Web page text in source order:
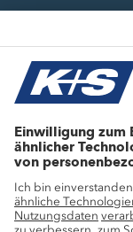
Aktuelle Themen
Innovation
Nachhaltigkeit